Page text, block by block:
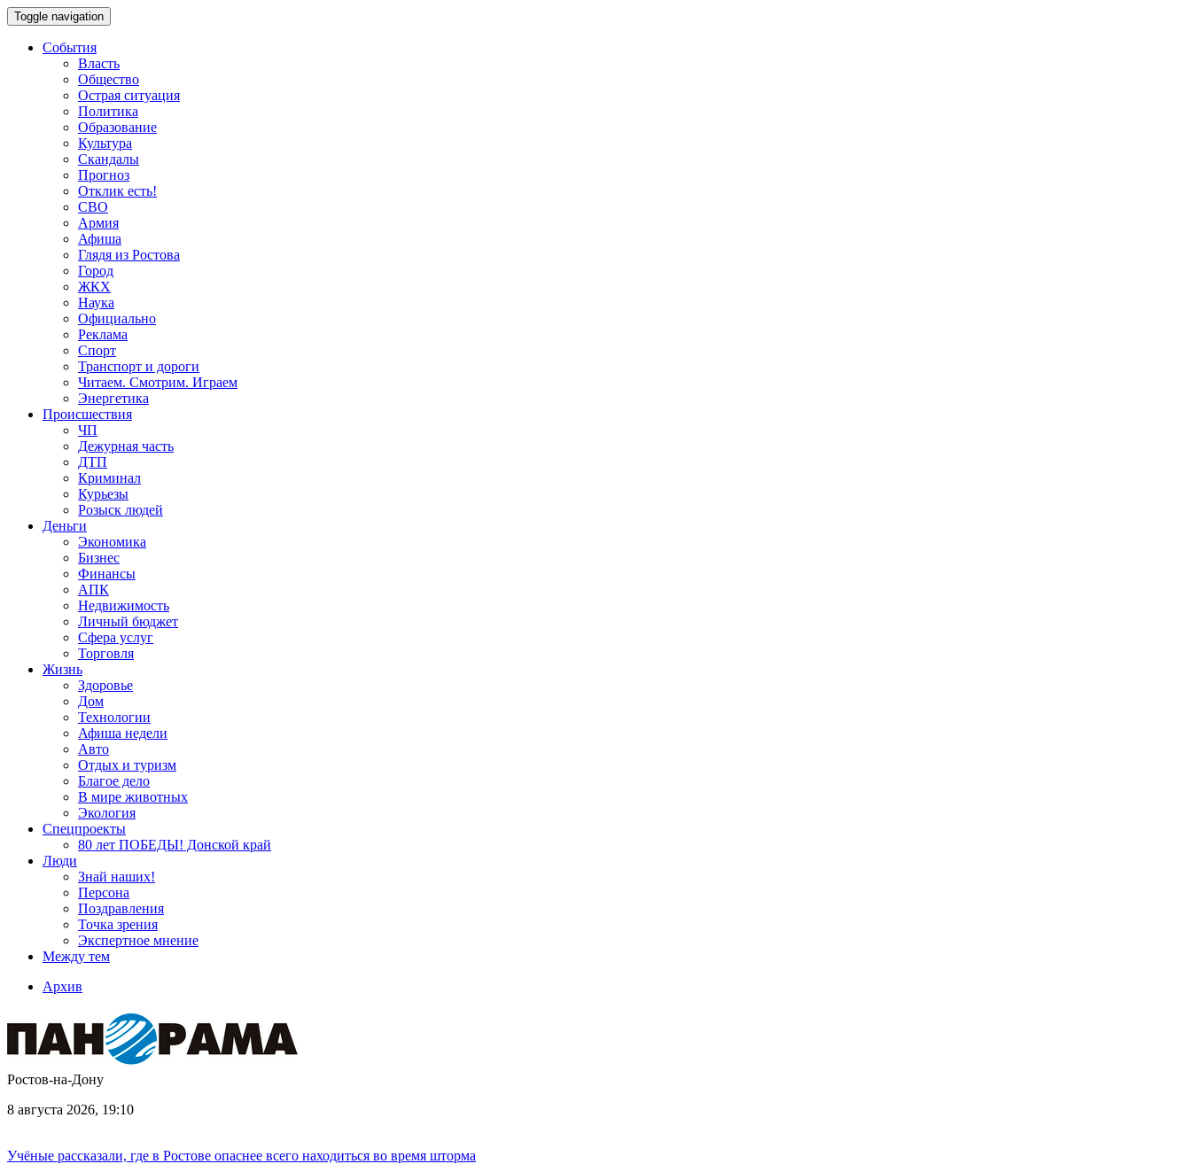
Toggle navigation
События
Власть
Общество
Острая ситуация
Политика
Образование
Культура
Скандалы
Прогноз
Отклик есть!
СВО
Армия
Афиша
Глядя из Ростова
Город
ЖКХ
Наука
Официально
Реклама
Спорт
Транспорт и дороги
Читаем. Смотрим. Играем
Энергетика
Происшествия
ЧП
Дежурная часть
ДТП
Криминал
Курьезы
Розыск людей
Деньги
Экономика
Бизнес
Финансы
АПК
Недвижимость
Личный бюджет
Сфера услуг
Торговля
Жизнь
Здоровье
Дом
Технологии
Афиша недели
Авто
Отдых и туризм
Благое дело
В мире животных
Экология
Спецпроекты
80 лет ПОБЕДЫ! Донской край
Люди
Знай наших!
Персона
Поздравления
Точка зрения
Экспертное мнение
Между тем
Архив
Ростов-на-Дону
8 августа 2026, 19:10
Учёные рассказали, где в Ростове опаснее всего находиться во время шторма